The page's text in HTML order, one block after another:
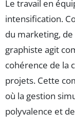
Le travail en
intensification.
du marketing,
graphiste agit
cohérence de la
projets. Cette
où la gestion
polyvalence et